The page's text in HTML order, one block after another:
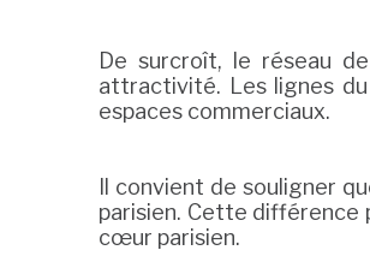
De surcroît, le réseau de
attractivité. Les lignes
espaces commerciaux.
Il convient de souligner
parisien. Cette différence
cœur parisien.